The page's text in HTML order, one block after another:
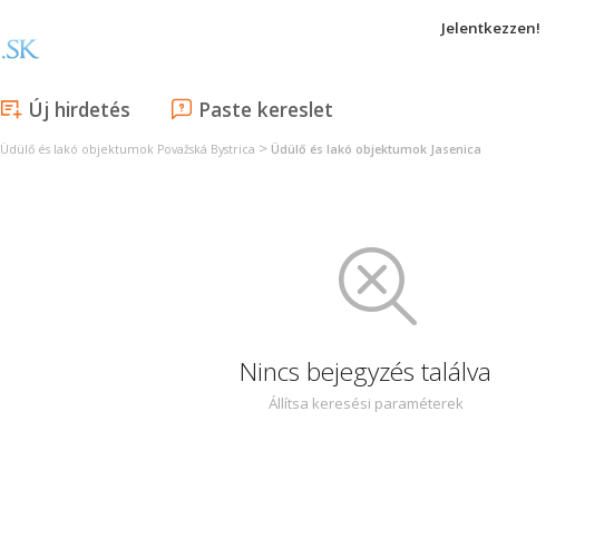
Jelentkezzen!
Új hirdetés Paste kereslet
Üdülő és lakó objektumok Považská Bystrica > Üdülő és lakó objektumok Jasenica
Nincs bejegyzés találva
Állítsa keresési paraméterek